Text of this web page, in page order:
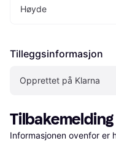
Høyde
Tilleggsinformasjon
Opprettet på Klarna
Tilbakemelding
Informasjonen ovenfor er